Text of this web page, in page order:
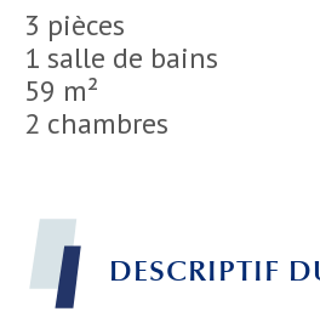
3 pièces
1 salle de bains
59 m²
2 chambres
DESCRIPTIF